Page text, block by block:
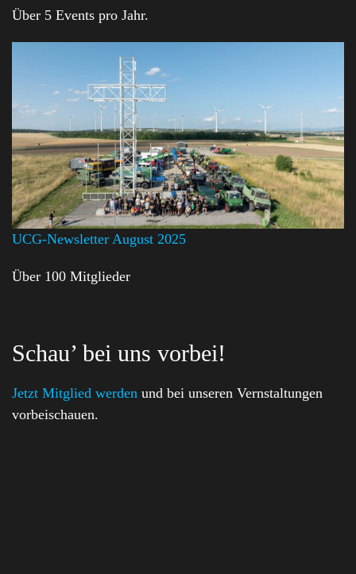
Über 5 Events pro Jahr.
UCG-Newsletter August 2025
Über 100 Mitglieder
Schau’ bei uns vorbei!
Jetzt Mitglied werden und bei unseren Vernstaltungen
vorbeischauen.